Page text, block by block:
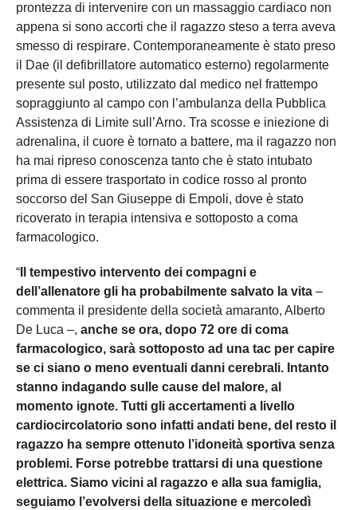
prontezza di intervenire con un massaggio cardiaco non
appena si sono accorti che il ragazzo steso a terra aveva
smesso di respirare. Contemporaneamente è stato preso
il Dae (il defibrillatore automatico esterno) regolarmente
presente sul posto, utilizzato dal medico nel frattempo
sopraggiunto al campo con l’ambulanza della Pubblica
Assistenza di Limite sull’Arno. Tra scosse e iniezione di
adrenalina, il cuore è tornato a battere, ma il ragazzo non
ha mai ripreso conoscenza tanto che è stato intubato
prima di essere trasportato in codice rosso al pronto
soccorso del San Giuseppe di Empoli, dove è stato
ricoverato in terapia intensiva e sottoposto a coma
farmacologico.
“ Il tempestivo intervento dei compagni e
dell’allenatore gli ha probabilmente salvato la vita –
commenta il presidente della società amaranto, Alberto
De Luca –, anche se ora, dopo 72 ore di coma
farmacologico, sarà sottoposto ad una tac per capire
se ci siano o meno eventuali danni cerebrali. Intanto
stanno indagando sulle cause del malore, al
momento ignote. Tutti gli accertamenti a livello
cardiocircolatorio sono infatti andati bene, del resto il
ragazzo ha sempre ottenuto l’idoneità sportiva senza
problemi. Forse potrebbe trattarsi di una questione
elettrica. Siamo vicini al ragazzo e alla sua famiglia,
seguiamo l’evolversi della situazione e mercoledì